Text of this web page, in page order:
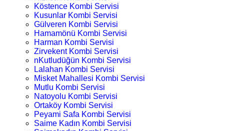
Köstence Kombi Servisi
Kusunlar Kombi Servisi
Gülveren Kombi Servisi
Hamamönü Kombi Servisi
Harman Kombi Servisi
Zirvekent Kombi Servisi
nKutludüğün Kombi Servisi
Lalahan Kombi Servisi
Misket Mahallesi Kombi Servisi
Mutlu Kombi Servisi
Natoyolu Kombi Servisi
Ortaköy Kombi Servisi
Peyami Safa Kombi Servisi
Saime Kadın Kombi Servisi